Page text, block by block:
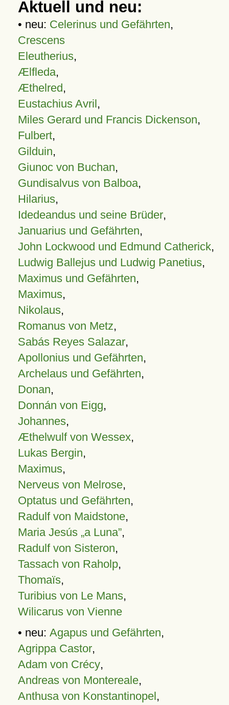
Aktuell und neu:
• neu: Celerinus und Gefährten,
Crescens
Eleutherius,
Ælfleda,
Æthelred,
Eustachius Avril,
Miles Gerard und Francis Dickenson,
Fulbert,
Gilduin,
Giunoc von Buchan,
Gundisalvus von Balboa,
Hilarius,
Idedeandus und seine Brüder,
Januarius und Gefährten,
John Lockwood und Edmund Catherick,
Ludwig Ballejus und Ludwig Panetius,
Maximus und Gefährten,
Maximus,
Nikolaus,
Romanus von Metz,
Sabás Reyes Salazar,
Apollonius und Gefährten,
Archelaus und Gefährten,
Donan,
Donnán von Eigg,
Johannes,
Æthelwulf von Wessex,
Lukas Bergin,
Maximus,
Nerveus von Melrose,
Optatus und Gefährten,
Radulf von Maidstone,
Maria Jesús „a Luna”,
Radulf von Sisteron,
Tassach von Raholp,
Thomaïs,
Turibius von Le Mans,
Wilicarus von Vienne
• neu: Agapus und Gefährten,
Agrippa Castor,
Adam von Crécy,
Andreas von Montereale,
Anthusa von Konstantinopel,